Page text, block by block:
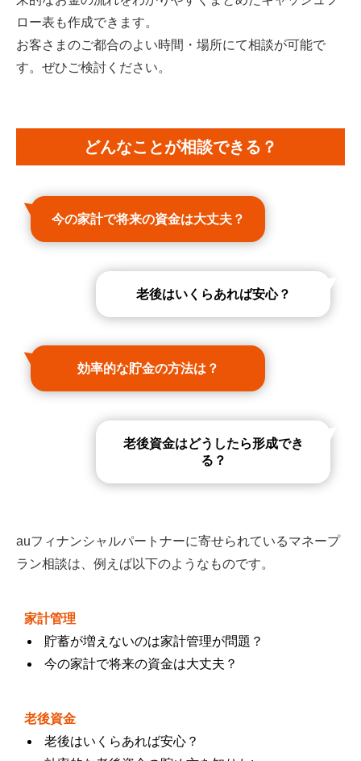
ロー表も作成できます。
お客さまのご都合のよい時間・場所にて相談が可能で
す。ぜひご検討ください。
どんなことが相談できる？
今の家計で将来の資金は大丈夫？
老後はいくらあれば安心？
効率的な貯金の方法は？
老後資金はどうしたら形成でき
る？
auフィナンシャルパートナーに寄せられているマネープ
ラン相談は、例えば以下のようなものです。
家計管理
貯蓄が増えないのは家計管理が問題？
今の家計で将来の資金は大丈夫？
老後資金
老後はいくらあれば安心？